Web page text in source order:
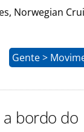
Norwegian
Gente >
a bordo do